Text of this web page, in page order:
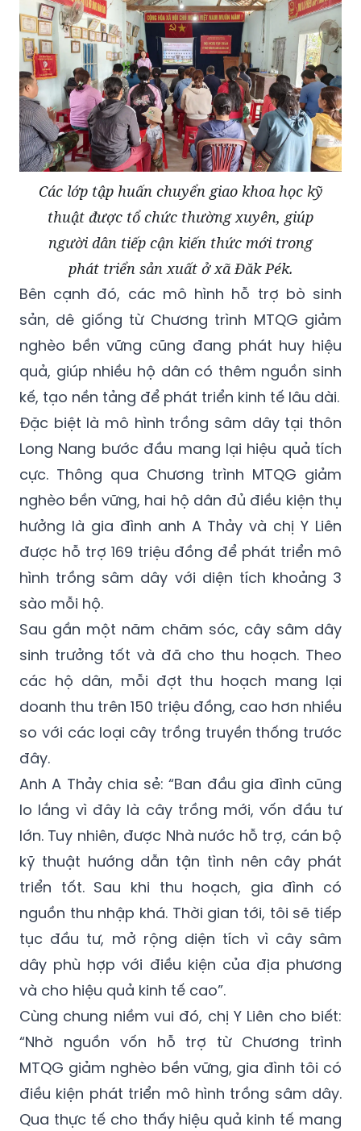
Các lớp tập huấn chuyển giao khoa học kỹ
thuật được tổ chức thường xuyên, giúp
người dân tiếp cận kiến thức mới trong
phát triển sản xuất ở xã Đăk Pék.
Bên cạnh đó, các mô hình hỗ trợ bò sinh
sản, dê giống từ Chương trình MTQG giảm
nghèo bền vững cũng đang phát huy hiệu
quả, giúp nhiều hộ dân có thêm nguồn sinh
kế, tạo nền tảng để phát triển kinh tế lâu dài.
Đặc biệt là mô hình trồng sâm dây tại thôn
Long Nang bước đầu mang lại hiệu quả tích
cực. Thông qua Chương trình MTQG giảm
nghèo bền vững, hai hộ dân đủ điều kiện thụ
hưởng là gia đình anh A Thảy và chị Y Liên
được hỗ trợ 169 triệu đồng để phát triển mô
hình trồng sâm dây với diện tích khoảng 3
sào mỗi hộ.
Sau gần một năm chăm sóc, cây sâm dây
sinh trưởng tốt và đã cho thu hoạch. Theo
các hộ dân, mỗi đợt thu hoạch mang lại
doanh thu trên 150 triệu đồng, cao hơn nhiều
so với các loại cây trồng truyền thống trước
đây.
Anh A Thảy chia sẻ: “Ban đầu gia đình cũng
lo lắng vì đây là cây trồng mới, vốn đầu tư
lớn. Tuy nhiên, được Nhà nước hỗ trợ, cán bộ
kỹ thuật hướng dẫn tận tình nên cây phát
triển tốt. Sau khi thu hoạch, gia đình có
nguồn thu nhập khá. Thời gian tới, tôi sẽ tiếp
tục đầu tư, mở rộng diện tích vì cây sâm
dây phù hợp với điều kiện của địa phương
và cho hiệu quả kinh tế cao”.
Cùng chung niềm vui đó, chị Y Liên cho biết:
“Nhờ nguồn vốn hỗ trợ từ Chương trình
MTQG giảm nghèo bền vững, gia đình tôi có
điều kiện phát triển mô hình trồng sâm dây.
Qua thực tế cho thấy hiệu quả kinh tế mang